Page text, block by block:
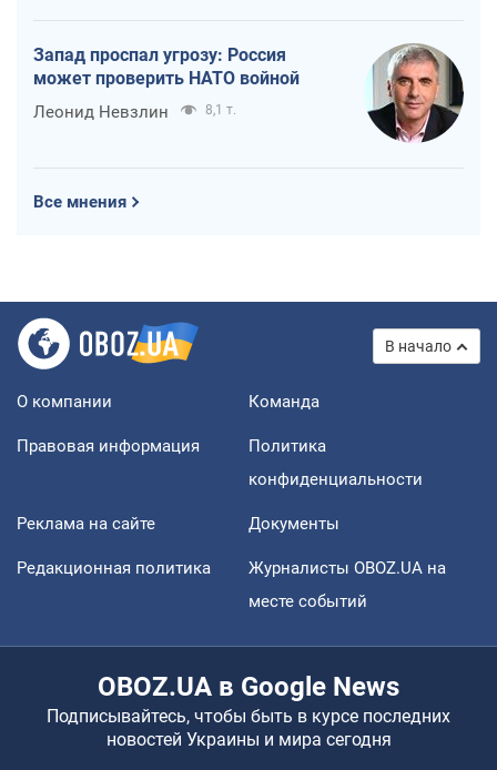
Запад проспал угрозу: Россия
может проверить НАТО войной
Леонид Невзлин 8,1 т.
Все мнения
В начало
О компании Команда
Правовая информация
Политика
конфиденциальности
Реклама на сайте Документы
Редакционная политика
Журналисты OBOZ.UA на
месте событий
OBOZ.UA в Google News
Подписывайтесь, чтобы быть в курсе последних
новостей Украины и мира сегодня